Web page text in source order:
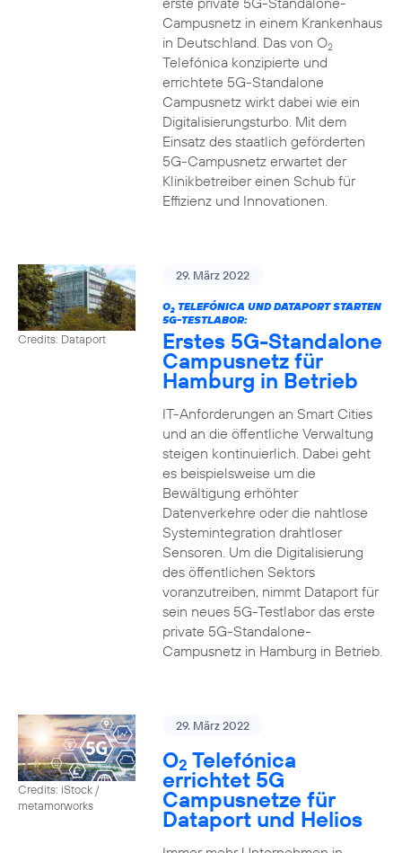
Campusnetz in einem Krankenhaus
in Deutschland. Das von O2
Telefónica konzipierte und
errichtete 5G-Standalone
Campusnetz wirkt dabei wie ein
Digitalisierungsturbo. Mit dem
Einsatz des staatlich geförderten
5G-Campusnetz erwartet der
Klinikbetreiber einen Schub für
Effizienz und Innovationen.
Credits: Dataport
29. März 2022
O2TELEFÓNICA UND DATAPORT STARTEN
5G-TESTLABOR:
Erstes 5G-Standalone
Campusnetz für
Hamburg in Betrieb
IT-Anforderungen an Smart Cities
und an die öffentliche Verwaltung
steigen kontinuierlich. Dabei geht
es beispielsweise um die
Bewältigung erhöhter
Datenverkehre oder die nahtlose
Systemintegration drahtloser
Sensoren. Um die Digitalisierung
des öffentlichen Sektors
voranzutreiben, nimmt Dataport für
sein neues 5G-Testlabor das erste
private 5G-Standalone-
Campusnetz in Hamburg in Betrieb.
Credits: iStock /
metamorworks
29. März 2022
O2 Telefónica
errichtet 5G
Campusnetze für
Dataport und Helios